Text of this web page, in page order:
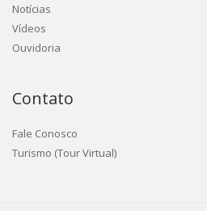
Notícias
Vídeos
Ouvidoria
Contato
Fale Conosco
Turismo (Tour Virtual)